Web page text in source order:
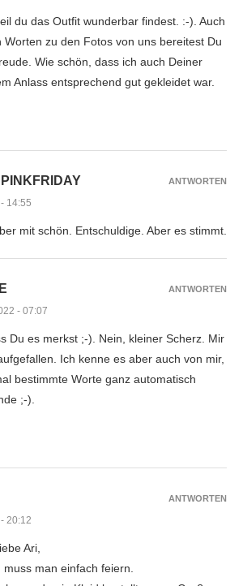
du das Outfit wunderbar findest. :-). Auch
Worten zu den Fotos von uns bereitest Du
Wie schön, dass ich auch Deiner
Anlass entsprechend gut gekleidet war.
14:55
mit schön. Entschuldige. Aber es stimmt.
ANTWORTEN
- 07:07
Du es merkst ;-). Nein, kleiner Scherz. Mir
Ich kenne es aber auch von mir,
bestimmte Worte ganz automatisch
;-).
ANTWORTEN
20:12
Ari,
man einfach feiern.
ANTWORTEN